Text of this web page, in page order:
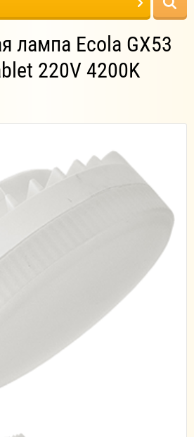
лампа Ecola GX53
220V 4200K